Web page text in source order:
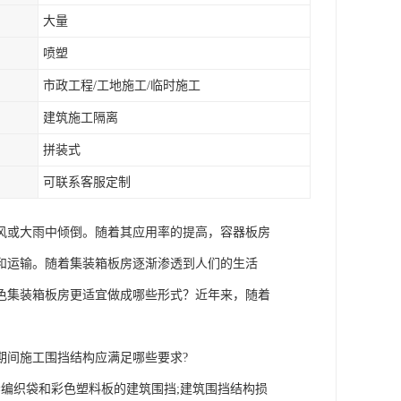
大量
喷塑
市政工程/工地施工/临时施工
建筑施工隔离
拼装式
可联系客服定制
大雨中倾倒。随着其应用率的提高，容器板房
输。随着集装箱板房逐渐渗透到人们的生活
装箱板房更适宜做成哪些形式？近年来，随着
施工围挡结构应满足哪些要求?
织袋和彩色塑料板的建筑围挡;建筑围挡结构损